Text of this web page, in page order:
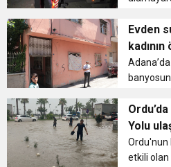
protesto
16:15
Sözleşmeli personele
kapsam genişledi
13:00 Tarım Kredi’nin ardından
harekete geçti! İşte ürünlere
oranı
12:57 Şiddetli fırtına Avrupa’yı
12:54 Gaziantep’te zincirleme
genç
Evden
kiracısı
Yolu
su bastı
Ordu'nun
etkili olan